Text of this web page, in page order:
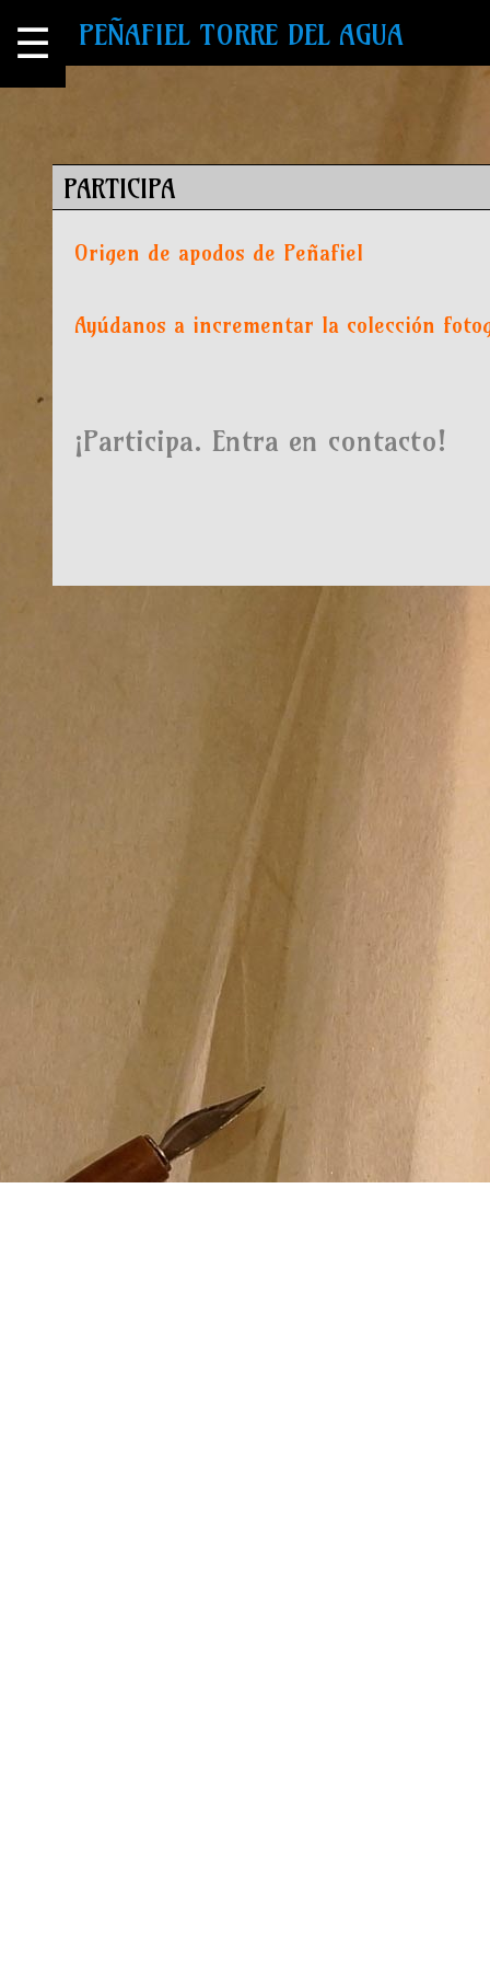
☰ PEÑAFIEL TORRE DEL AGUA
PARTICIPA
Origen de apodos de Peñafiel
Ayúdanos a incrementar la colección
¡Participa. Entra en contacto!